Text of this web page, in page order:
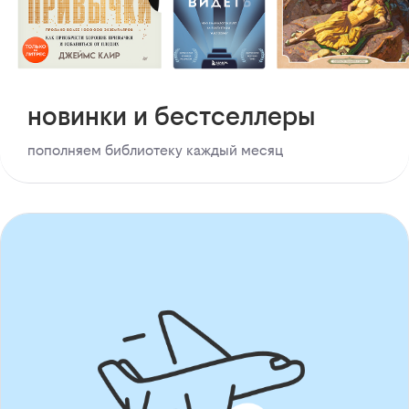
новинки и бестселлеры
пополняем библиотеку каждый месяц